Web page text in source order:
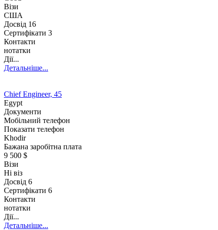
Візи
США
Досвід 16
Сертифікати 3
Контакти
нотатки
Дії...
Детальніше...
Chief Engineer, 45
Egypt
Документи
Мобільний телефон
Показати телефон
Khodir
Бажана заробітна плата
9 500 $
Візи
Ні віз
Досвід 6
Сертифікати 6
Контакти
нотатки
Дії...
Детальніше...